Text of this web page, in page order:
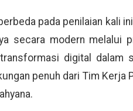
pada penilaian kali
secara modern melalui
digital dalam
penuh dari Tim Kerja